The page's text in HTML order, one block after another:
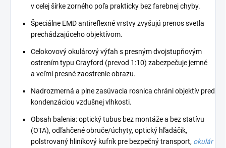
v celej šírke zorného poľa prakticky bez farebnej chyby.
Špeciálne EMD antireflexné vrstvy zvyšujú prenos svetla
prechádzajúceho objektívom.
Celokovový okulárový výťah s presným dvojstupňovým
ostrením typu Crayford (prevod 1:10) zabezpečuje jemné
a veľmi presné zaostrenie obrazu.
Nadrozmerná a plne zasúvacia rosnica chráni objektív pred
kondenzáciou vzdušnej vlhkosti.
Obsah balenia: optický tubus bez montáže a bez statívu
(OTA), odľahčené obruče/úchyty, optický hľadáčik,
polstrovaný hliníkový kufrík pre bezpečný transport, okulár